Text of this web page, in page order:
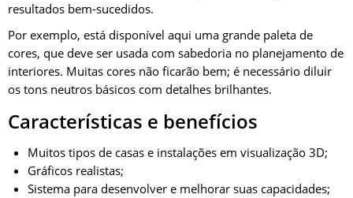
resultados bem-sucedidos.
Por exemplo, está disponível aqui uma grande paleta de
cores, que deve ser usada com sabedoria no planejamento de
interiores. Muitas cores não ficarão bem; é necessário diluir
os tons neutros básicos com detalhes brilhantes.
Características e benefícios
Muitos tipos de casas e instalações em visualização 3D;
Gráficos realistas;
Sistema para desenvolver e melhorar suas capacidades;